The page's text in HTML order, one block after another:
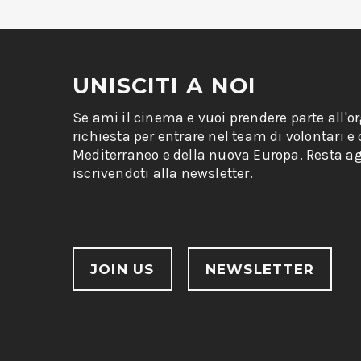
UNISCITI A NOI
Se ami il cinema e vuoi prendere parte
richiesta per entrare nel team di volontari
Mediterraneo e della nuova Europa. Resta
iscrivendoti alla newsletter.
JOIN US NEWSLETTER